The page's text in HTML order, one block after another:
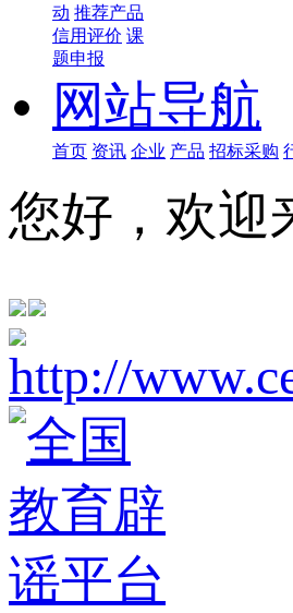
动 推荐产品
信用评价 课
题申报
网站导航
首页 资讯 企业 产品 招标采购
您好，欢迎